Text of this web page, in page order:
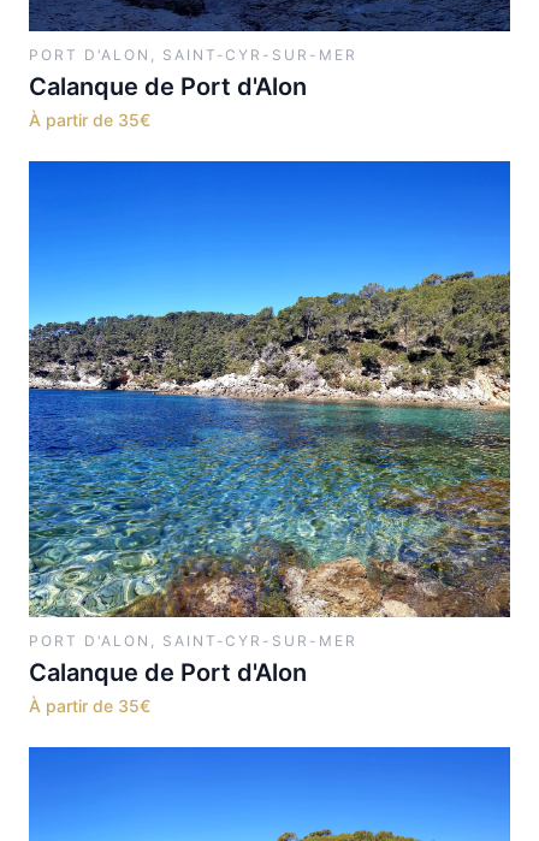
PORT D'ALON, SAINT-CYR-SUR-MER
Calanque de Port d'Alon
À partir de 35€
PORT D'ALON, SAINT-CYR-SUR-MER
Calanque de Port d'Alon
À partir de 35€